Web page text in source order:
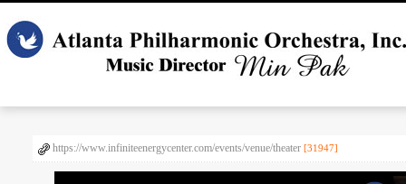
https://www.infiniteenergycenter.com/events/venue/theater [31947]